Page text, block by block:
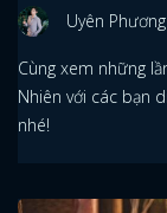
Uyên Phương
Cùng xem những
Nhiên với các bạn
nhé!